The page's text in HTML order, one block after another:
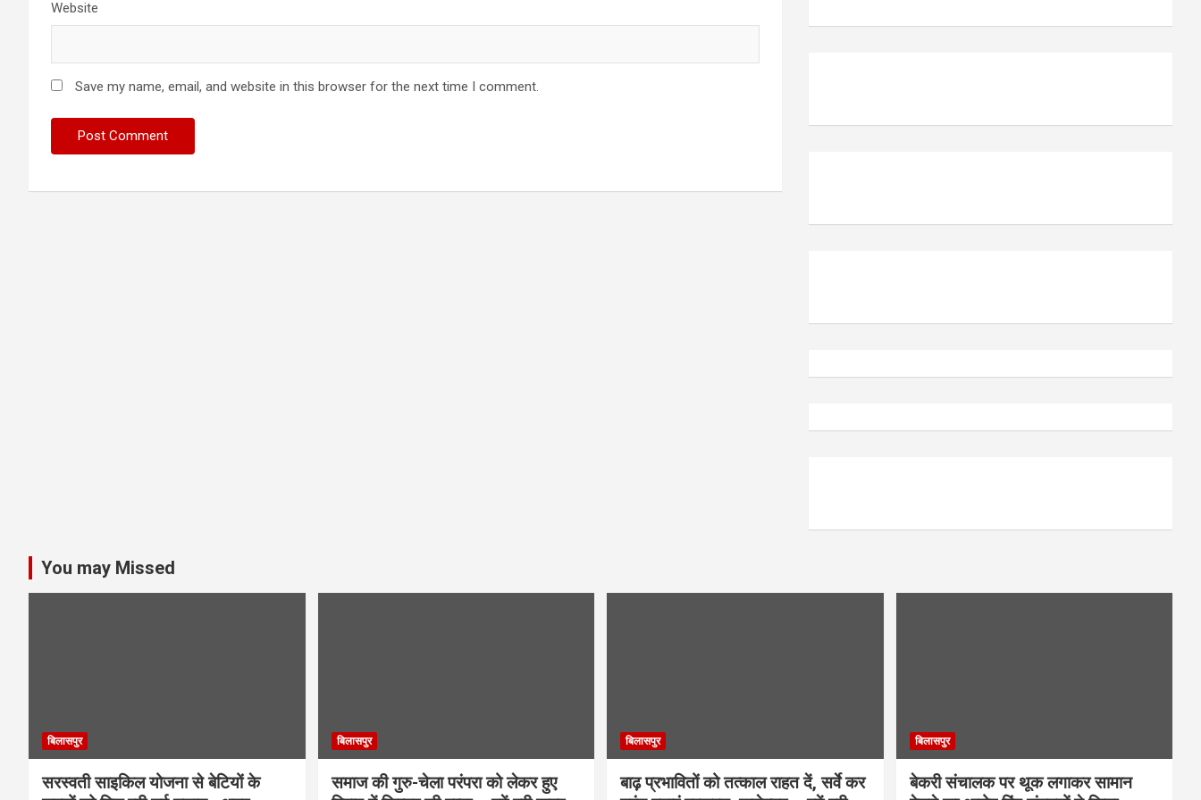
Website
Save my name, email, and website in this browser for the next time I comment.
You may Missed
बिलासपुर
सरस्वती साइकिल योजना से बेटियों के
बिलासपुर
समाज की गुरु-चेला परंपरा को लेकर हुए
बिलासपुर
बाढ़ प्रभावितों को तत्काल राहत दें, सर्वे कर
बिलासपुर
बेकरी संचालक पर थूक लगाकर सामान